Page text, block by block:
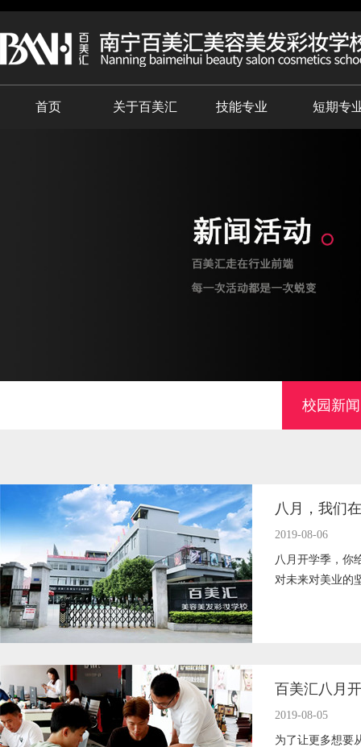
首页 关于百美汇 技能专业 短期专
校园新闻
八月，我们
2019-08-06
八月开学季，你
对未来对美业的
百美汇八月
2019-08-05
为了让更多想要